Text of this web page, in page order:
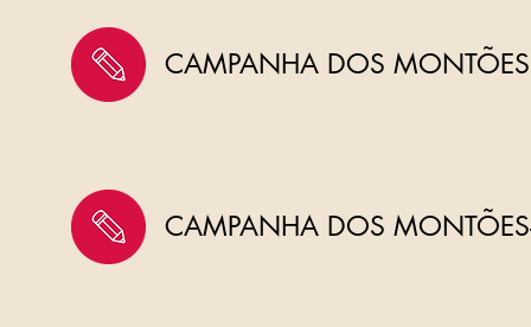
CAMPANHA DOS
CAMPANHA DOS